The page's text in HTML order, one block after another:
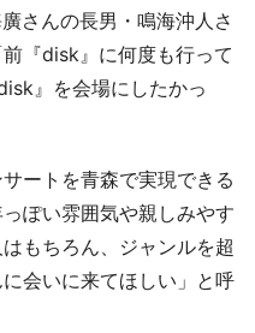
さんの長男・鳴海沖人さ
『disk』に何度も行って
』を会場にしたかっ
ートを青森で実現できる
ぽい雰囲気や親しみやす
もちろん、ジャンルを超
会いに来てほしい」と呼